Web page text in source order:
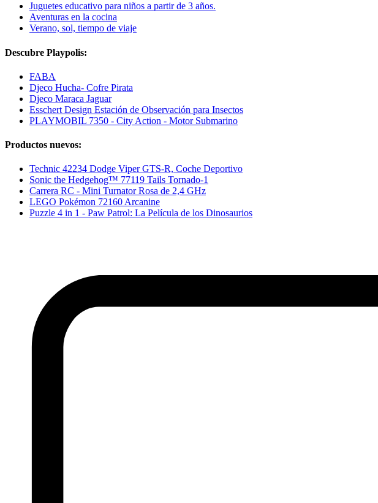
Juguetes educativo para niños a partir de 3 años.
Aventuras en la cocina
Verano, sol, tiempo de viaje
Descubre Playpolis:
FABA
Djeco Hucha- Cofre Pirata
Djeco Maraca Jaguar
Esschert Design Estación de Observación para Insectos
PLAYMOBIL 7350 - City Action - Motor Submarino
Productos nuevos:
Technic 42234 Dodge Viper GTS-R, Coche Deportivo
Sonic the Hedgehog™ 77119 Tails Tornado-1
Carrera RC - Mini Turnator Rosa de 2,4 GHz
LEGO Pokémon 72160 Arcanine
Puzzle 4 in 1 - Paw Patrol: La Película de los Dinosaurios